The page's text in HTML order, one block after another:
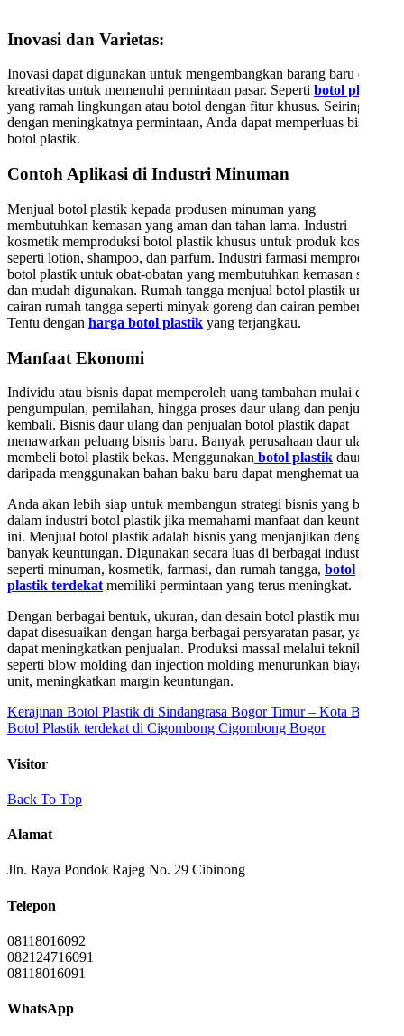
Inovasi dan Varietas:
Inovasi dapat digunakan untuk mengembangkan barang baru dan
kreativitas untuk memenuhi permintaan pasar. Seperti botol plastik
yang ramah lingkungan atau botol dengan fitur khusus. Seiring
dengan meningkatnya permintaan, Anda dapat memperluas bisnis
botol plastik.
Contoh Aplikasi di Industri Minuman
Menjual botol plastik kepada produsen minuman yang
membutuhkan kemasan yang aman dan tahan lama. Industri
kosmetik memproduksi botol plastik khusus untuk produk kosmetik
seperti lotion, shampoo, dan parfum. Industri farmasi memproduksi
botol plastik untuk obat-obatan yang membutuhkan kemasan steril
dan mudah digunakan. Rumah tangga menjual botol plastik untuk
cairan rumah tangga seperti minyak goreng dan cairan pembersih.
Tentu dengan harga botol plastik yang terjangkau.
Manfaat Ekonomi
Individu atau bisnis dapat memperoleh uang tambahan mulai dari
pengumpulan, pemilahan, hingga proses daur ulang dan penjualan
kembali. Bisnis daur ulang dan penjualan botol plastik dapat
menawarkan peluang bisnis baru. Banyak perusahaan daur ulang
membeli botol plastik bekas. Menggunakan botol plastik daur ulang
daripada menggunakan bahan baku baru dapat menghemat uang.
Anda akan lebih siap untuk membangun strategi bisnis yang berhasil
dalam industri botol plastik jika memahami manfaat dan keuntungan
ini. Menjual botol plastik adalah bisnis yang menjanjikan dengan
banyak keuntungan. Digunakan secara luas di berbagai industri
seperti minuman, kosmetik, farmasi, dan rumah tangga, botol
plastik terdekat memiliki permintaan yang terus meningkat.
Dengan berbagai bentuk, ukuran, dan desain botol plastik murah
dapat disesuaikan dengan harga berbagai persyaratan pasar, yang
dapat meningkatkan penjualan. Produksi massal melalui teknik
seperti blow molding dan injection molding menurunkan biaya per
unit, meningkatkan margin keuntungan.
Kerajinan Botol Plastik di Sindangrasa Bogor Timur – Kota Bogor
Botol Plastik terdekat di Cigombong Cigombong Bogor
Visitor
Back To Top
Alamat
Jln. Raya Pondok Rajeg No. 29 Cibinong
Telepon
08118016092
082124716091
08118016091
WhatsApp